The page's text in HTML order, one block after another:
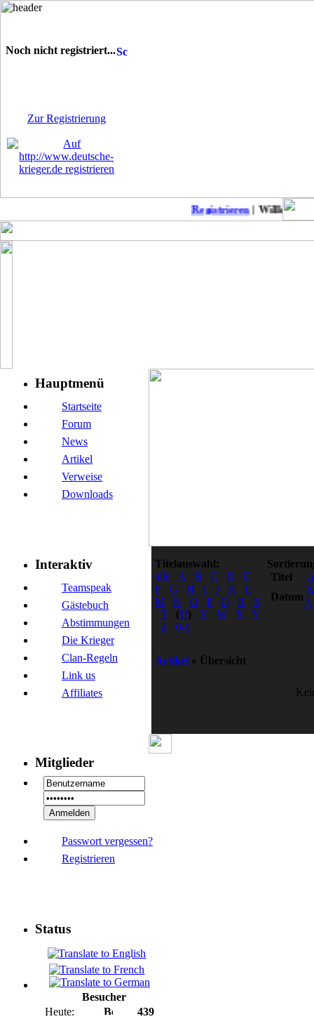
Registrieren| Willkommen
Hauptmenü
Startseite
Forum
News
Artikel
Verweise
Downloads
Interaktiv
Teamspeak
Gästebuch
Abstimmungen
Die Krieger
Clan-Regeln
Link us
Affiliates
Mitglieder
Passwort vergessen?
Registrieren
Status
Besucher
Heute:
439
Titelauswahl:
alle
A B C D
E
F
G H I J K
L
M
N O P Q R
S
T
(U) V W X
Y
Z
0-9
Titel
Datum
Artikel » Übersicht
Noch nicht registriert...
Zur Registrierung